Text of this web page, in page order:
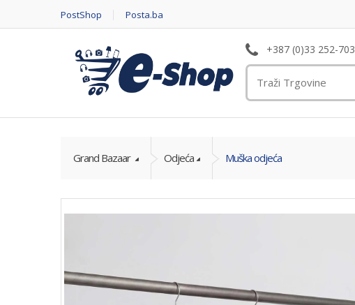
PostShop Posta.ba
+387 (0)33 252-703
Grand Bazaar Odjeća Muška odjeća